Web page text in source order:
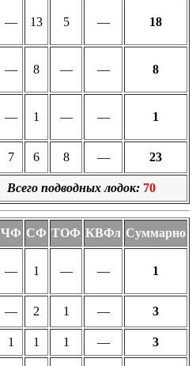
— 13 5 — 18
— 8 — — 8
— 1 — — 1
7 6 8 — 23
Всего подводных лодок: 70
ЧФ СФ ТОФ КВФл Суммарно
— 1 — — 1
— 2 1 — 3
1 1 1 —
3